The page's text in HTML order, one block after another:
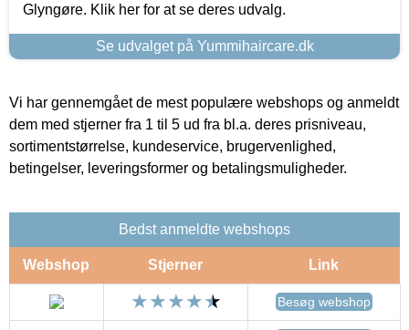
Glyngøre. Klik her for at se deres udvalg.
Se udvalget på Yummihaircare.dk
Vi har gennemgået de mest populære webshops og anmeldt
dem med stjerner fra 1 til 5 ud fra bl.a. deres prisniveau,
sortimentstørrelse, kundeservice, brugervenlighed,
betingelser, leveringsformer og betalingsmuligheder.
Bedst anmeldte webshops
Webshop Stjerner Link
Besøg webshop